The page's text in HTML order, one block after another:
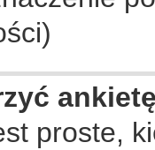
proste,